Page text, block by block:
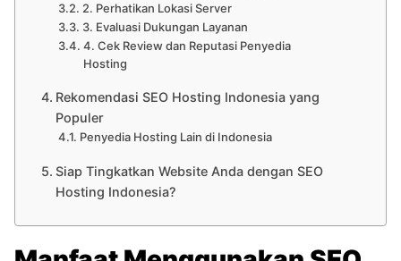
2. Perhatikan Lokasi Server
3. Evaluasi Dukungan Layanan
4. Cek Review dan Reputasi Penyedia
Hosting
Rekomendasi SEO Hosting Indonesia yang
Populer
Penyedia Hosting Lain di Indonesia
Siap Tingkatkan Website Anda dengan SEO
Hosting Indonesia?